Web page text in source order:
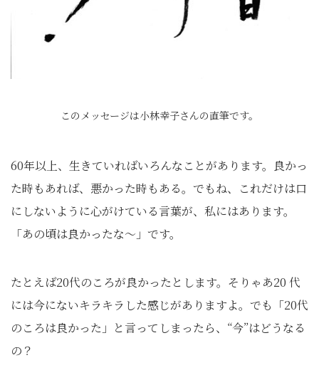
このメッセージは小林幸子さんの直筆です。
60年以上、生きていればいろんなことがあります。良かっ
た時もあれば、悪かった時もある。でもね、これだけは口
にしないように心がけている言葉が、私にはあります。
「あの頃は良かったな～」です。
たとえば20代のころが良かったとします。そりゃあ20 代
には今にないキラキラした感じがありますよ。でも「20代
のころは良かった」と言ってしまったら、“今”はどうなる
の？